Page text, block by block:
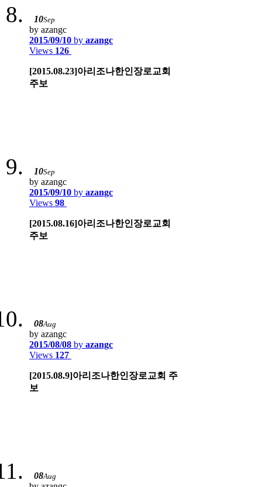
10Sep
by azangc
2015/09/10 by azangc
Views 126
[2015.08.23]아리조나한인장로교회
주보
10Sep
by azangc
2015/09/10 by azangc
Views 98
[2015.08.16]아리조나한인장로교회
주보
08Aug
by azangc
2015/08/08 by azangc
Views 127
[2015.08.9]아리조나한인장로교회 주
보
08Aug